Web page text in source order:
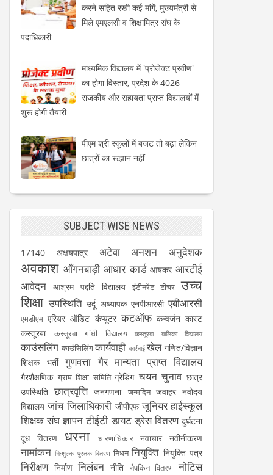
करने सहित रखी कई मांगें, मुख्यमंत्री से
मिले एमएलसी व शिक्षामित्र संघ के
पदाधिकारी
माध्यमिक विद्यालय में 'प्रोजेक्ट प्रवीण'
का होगा विस्तार, प्रदेश के 4026
राजकीय और सहायता प्राप्त विद्यालयों में
शुरू होगी तैयारी
पीएम श्री स्कूलों में बजट तो बढ़ा लेकिन
छात्रों का रूझान नहीं
SUBJECT WISE NEWS
17140 अक्षयपात्र अटेवा अनशन अनुदेशक
अवकाश आँगनबाड़ी आधार कार्ड आयकर आरटीई
आवेदन आश्रम पद्दति विद्यालय इंटीनरेंट टीचर उच्च
शिक्षा उपस्थिति उर्दू अध्यापक एनपीआरसी एबीआरसी
एमडीएम एरियर ऑडिट कंप्यूटर कटऑफ कन्वर्जन कास्ट
कस्तूरबा
कस्तूरबा गांधी विद्यालय कस्तूरबा बालिका विद्यालय
काउंसलिंग काउंसिलिंग कार्यवाही कार्रवाई खेल गणित/विज्ञान
शिक्षक भर्ती
गुणवत्ता गैर मान्यता प्राप्त विद्यालय
गैरशैक्षणिक ग्राम शिक्षा समिति ग्रेडिंग चयन चुनाव छात्र
उपस्थिति छात्रवृत्ति जनगणना जन्मदिन जवाहर नवोदय
विद्यालय जांच जिलाधिकारी जीपीएफ जूनियर हाईस्कूल
शिक्षक संघ ज्ञापन टीईटी डायट ड्रेस वितरण दुर्घटना
दूध वितरण
धरना धारणाधिकार नवाचार नवीनीकरण
नामांकन निःशुल्क पुस्तक वितरण निधन नियुक्ति नियुक्ति पत्र
निरीक्षण निर्माण निलंबन नीति नैपकिन वितरण नोटिस